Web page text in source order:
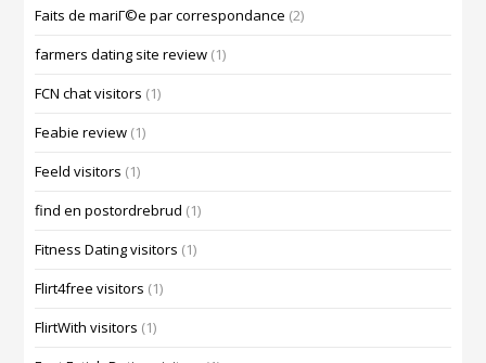
Faits de mariГ©e par correspondance (2)
farmers dating site review (1)
FCN chat visitors (1)
Feabie review (1)
Feeld visitors (1)
find en postordrebrud (1)
Fitness Dating visitors (1)
Flirt4free visitors (1)
FlirtWith visitors (1)